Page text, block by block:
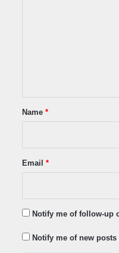
*Name *
Email *
Notify me of follow-up
Notify me of new